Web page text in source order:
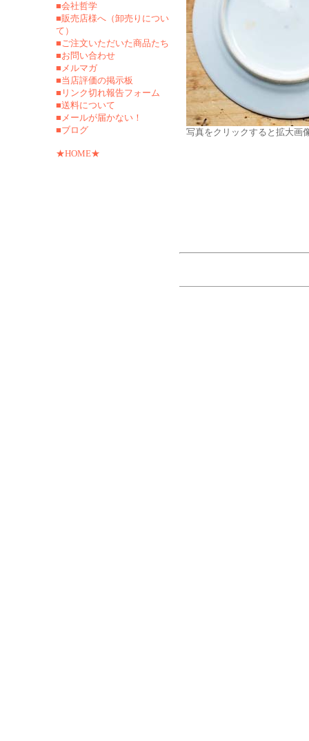
■会社哲学
■販売店様へ（卸売りについ
て）
■ご注文いただいた商品たち
■お問い合わせ
■メルマガ
■当店評価の掲示板
■リンク切れ報告フォーム
■送料について
■メールが届かない！
■ブログ
★HOME★
写真をクリックすると拡大画